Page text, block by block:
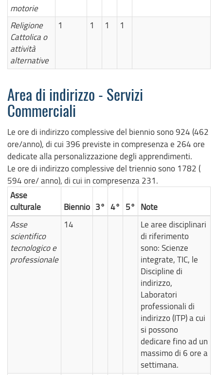
motorie
Religione
Cattolica o
attività
alternative
1 1 1 1
Area di indirizzo - Servizi
Commerciali
Le ore di indirizzo complessive del biennio sono 924 (462
ore/anno), di cui 396 previste in compresenza e 264 ore
dedicate alla personalizzazione degli apprendimenti.
Le ore di indirizzo complessive del triennio sono 1782 (
594 ore/ anno), di cui in compresenza 231.
Asse
culturale
Biennio 3° 4° 5°
Note
Asse
scientifico
tecnologico e
professionale
14
Le aree disciplinari
di riferimento
sono: Scienze
integrate, TIC, le
Discipline di
indirizzo,
Laboratori
professionali di
indirizzo (ITP) a cui
si possono
dedicare fino ad un
massimo di 6 ore a
settimana.